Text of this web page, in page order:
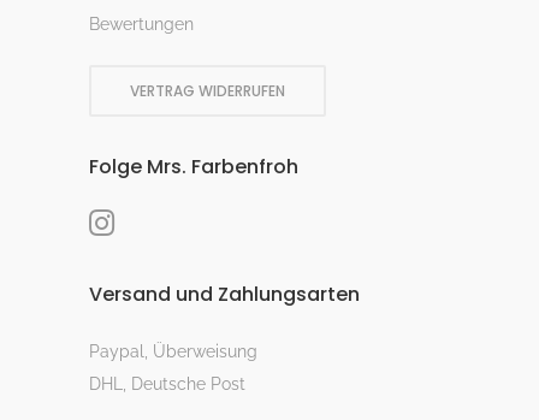
Bewertungen
VERTRAG WIDERRUFEN
Folge Mrs. Farbenfroh
Versand und Zahlungsarten
Paypal, Überweisung
DHL, Deutsche Post